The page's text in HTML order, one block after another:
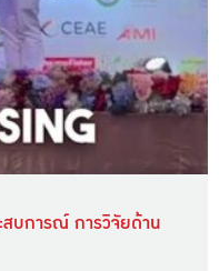
สบการณ์ การวิจัยด้าน